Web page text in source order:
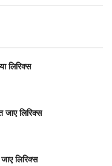
लिरिक्स
जाए लिरिक्स
लिरिक्स